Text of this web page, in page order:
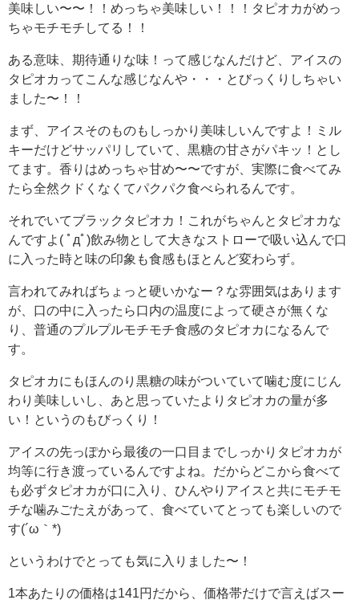
美味しい〜〜！！めっちゃ美味しい！！！タピオカがめっ
ちゃモチモチしてる！！
ある意味、期待通りな味！って感じなんだけど、アイスの
タピオカってこんな感じなんや・・・とびっくりしちゃい
ました〜！！
まず、アイスそのものもしっかり美味しいんですよ！ミル
キーだけどサッパリしていて、黒糖の甘さがパキッ！とし
てます。香りはめっちゃ甘め〜〜ですが、実際に食べてみ
たら全然クドくなくてパクパク食べられるんです。
それでいてブラックタピオカ！これがちゃんとタピオカな
んですよ( ﾟдﾟ)飲み物として大きなストローで吸い込んで口
に入った時と味の印象も食感もほとんど変わらず。
言われてみればちょっと硬いかなー？な雰囲気はあります
が、口の中に入ったら口内の温度によって硬さが無くな
り、普通のプルプルモチモチ食感のタピオカになるんで
す。
タピオカにもほんのり黒糖の味がついていて噛む度にじん
わり美味しいし、あと思っていたよりタピオカの量が多
い！というのもびっくり！
アイスの先っぽから最後の一口目までしっかりタピオカが
均等に行き渡っているんですよね。だからどこから食べて
も必ずタピオカが口に入り、ひんやりアイスと共にモチモ
チな噛みごたえがあって、食べていてとっても楽しいので
す(´ω｀*)
というわけでとっても気に入りました〜！
1本あたりの価格は141円だから、価格帯だけで言えばスー